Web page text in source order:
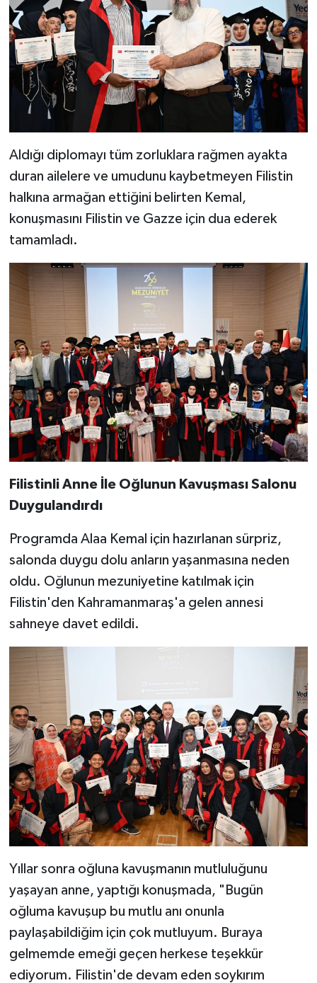
Aldığı diplomayı tüm zorluklara rağmen ayakta
duran ailelere ve umudunu kaybetmeyen Filistin
halkına armağan ettiğini belirten Kemal,
konuşmasını Filistin ve Gazze için dua ederek
tamamladı.
Filistinli Anne İle Oğlunun Kavuşması Salonu
Duygulandırdı
Programda Alaa Kemal için hazırlanan sürpriz,
salonda duygu dolu anların yaşanmasına neden
oldu. Oğlunun mezuniyetine katılmak için
Filistin'den Kahramanmaraş'a gelen annesi
sahneye davet edildi.
Yıllar sonra oğluna kavuşmanın mutluluğunu
yaşayan anne, yaptığı konuşmada, "Bugün
oğluma kavuşup bu mutlu anı onunla
paylaşabildiğim için çok mutluyum. Buraya
gelmemde emeği geçen herkese teşekkür
ediyorum. Filistin'de devam eden soykırım